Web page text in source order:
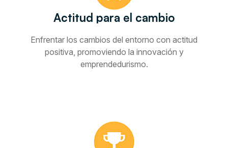
Actitud para el cambio
Enfrentar los cambios del entorno con actitud
positiva, promoviendo la innovación y
emprendedurismo.